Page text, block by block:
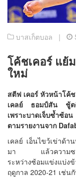
บาสเก็ตบอล |
โค้ชเคอร์ แย้
ใหม่
สตีฟ เคอร์ หัวหน้าโค้
เคลย์ ธอมป์สัน ชู้ตติ้
เพราะบาดเจ็บซ้ำซ้อ
ตามรายงานจาก
เคลย์ เอ็นไขว้เข่าด้า
มา แล้วความซวยก็
ระหว่างซ้อมแข่งแบ่
ฤดูกาล 2020-21 เช่น